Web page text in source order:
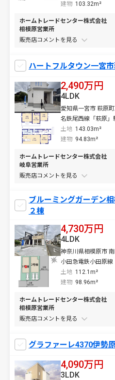
建物 103.32m²
ホームトレードセンター株式会社
相模原営業所
販売店コメントを
ハートフルタウン一宮
2,490万円
愛知県一宮市 萩原
名鉄尾西線「萩原
土地 143.03m²
4LDK
建物 94.83m²
ホームトレードセンター株式会社
岐阜営業所
販売店コメントを
ブルーミングガーデン
２棟
4,730万円
神奈川県相模原市
小田急電鉄小田原
土地 112.1m²
4LDK
建物 98.96m²
ホームトレードセンター株式会社
相模原営業所
販売店コメントを
グラファーレ4370伊勢
4,090万円
3LDK